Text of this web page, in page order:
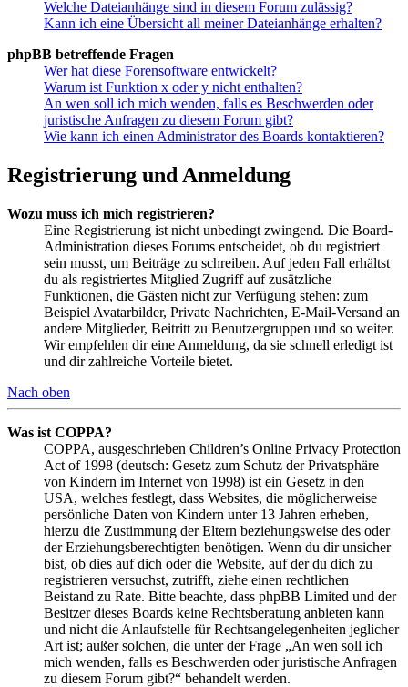
Welche Dateianhänge sind in diesem Forum zulässig?
Kann ich eine Übersicht all meiner Dateianhänge erhalten?
phpBB betreffende Fragen
Wer hat diese Forensoftware entwickelt?
Warum ist Funktion x oder y nicht enthalten?
An wen soll ich mich wenden, falls es Beschwerden oder
juristische Anfragen zu diesem Forum gibt?
Wie kann ich einen Administrator des Boards kontaktieren?
Registrierung und Anmeldung
Wozu muss ich mich registrieren?
Eine Registrierung ist nicht unbedingt zwingend. Die Board-
Administration dieses Forums entscheidet, ob du registriert
sein musst, um Beiträge zu schreiben. Auf jeden Fall erhältst
du als registriertes Mitglied Zugriff auf zusätzliche
Funktionen, die Gästen nicht zur Verfügung stehen: zum
Beispiel Avatarbilder, Private Nachrichten, E-Mail-Versand an
andere Mitglieder, Beitritt zu Benutzergruppen und so weiter.
Wir empfehlen dir eine Anmeldung, da sie schnell erledigt ist
und dir zahlreiche Vorteile bietet.
Nach oben
Was ist COPPA?
COPPA, ausgeschrieben Children’s Online Privacy Protection
Act of 1998 (deutsch: Gesetz zum Schutz der Privatsphäre
von Kindern im Internet von 1998) ist ein Gesetz in den
USA, welches festlegt, dass Websites, die möglicherweise
persönliche Daten von Kindern unter 13 Jahren erheben,
hierzu die Zustimmung der Eltern beziehungsweise des oder
der Erziehungsberechtigten benötigen. Wenn du dir unsicher
bist, ob dies auf dich oder die Website, auf der du dich zu
registrieren versuchst, zutrifft, ziehe einen rechtlichen
Beistand zu Rate. Bitte beachte, dass phpBB Limited und der
Besitzer dieses Boards keine Rechtsberatung anbieten kann
und nicht die Anlaufstelle für Rechtsangelegenheiten jeglicher
Art ist; außer solchen, die unter der Frage „An wen soll ich
mich wenden, falls es Beschwerden oder juristische Anfragen
zu diesem Forum gibt?“ behandelt werden.